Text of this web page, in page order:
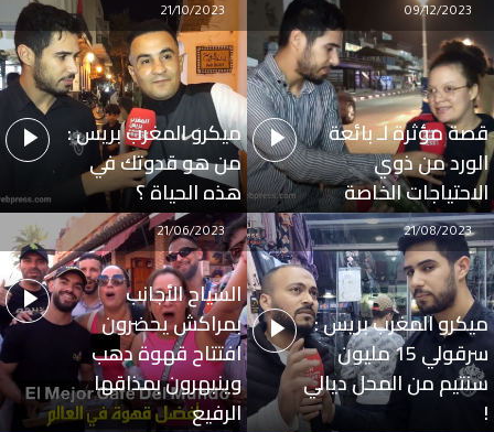
قصة مؤثرة لـ بائعة
الورد من ذوي
الاحتياجات الخاصة
09/12/2023
ميكرو المغرب بريس :
من هو قدوتك في
هذه الحياة ؟
21/10/2023
ميكرو المغرب بريس :
سرقولي 15 مليون
سنتيم من المحل ديالي
!
21/08/2023
السياح الأجانب
بمراكش يحضرون
افتتاح قهوة دهب
وينبهرون بمذاقها
الرفيع
21/06/2023